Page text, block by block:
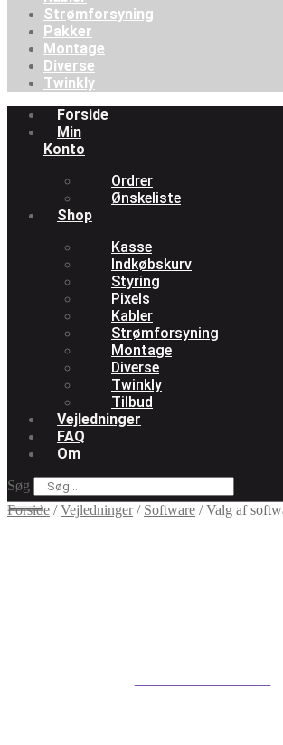
Strømforsyning
Pakker
Montage
Diverse
Twinkly
Menu
Forside
Min
Konto
Ordrer
Ønskeliste
Shop
Kasse
Indkøbskurv
Styring
Pixels
Kabler
Strømforsyning
Montage
Diverse
Twinkly
Tilbud
Vejledninger
FAQ
Om
Søg
Forside /Vejledninger/ Software /Valg af